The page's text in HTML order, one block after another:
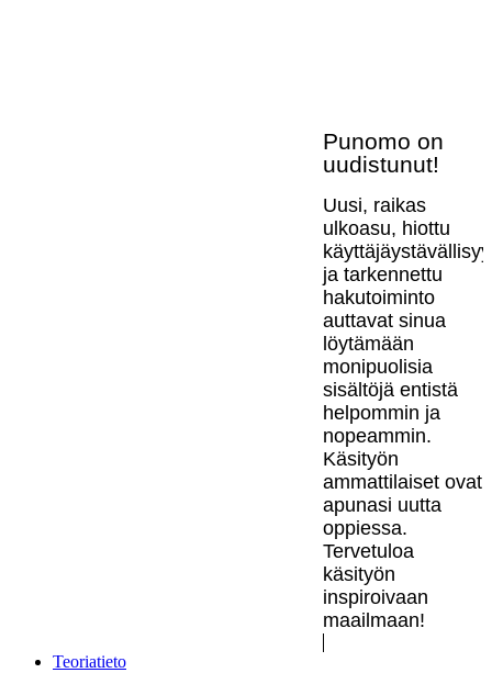
Punomo on
uudistunut!
Uusi, raikas
ulkoasu, hiottu
ja tarkennettu
hakutoiminto
auttavat sinua
löytämään
monipuolisia
sisältöjä entistä
helpommin ja
nopeammin.
Käsityön
ammattilaiset ovat
apunasi uutta
oppiessa.
Tervetuloa
käsityön
inspiroivaan
maailmaan!
Teoriatieto